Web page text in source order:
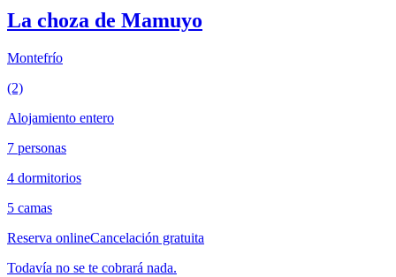
La choza de Mamuyo
Montefrío
(2)
Alojamiento entero
7 personas
4 dormitorios
5 camas
Reserva onlineCancelación gratuita
Todavía no se te cobrará nada.